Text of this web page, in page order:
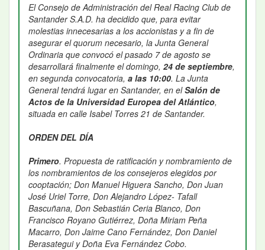
El Consejo de Administración del Real Racing Club de
Santander S.A.D. ha decidido que, para evitar
molestias innecesarias a los accionistas y a fin de
asegurar el quorum necesario, la Junta General
Ordinaria que convocó el pasado 7 de agosto se
desarrollará finalmente el domingo, 24 de septiembre,
en segunda convocatoria, a las 10:00. La Junta
General tendrá lugar en Santander, en elSalón de
Actos de la Universidad Europea del Atlántico,
situada en calle Isabel Torres 21 de Santander.
ORDEN DEL DÍA
Primero. Propuesta de ratificación y nombramiento de
los nombramientos de los consejeros elegidos por
cooptación; Don Manuel Higuera Sancho, Don Juan
José Uriel Torre, Don Alejandro López- Tafall
Bascuñana, Don Sebastián Ceria Blanco, Don
Francisco Royano Gutiérrez, Doña Miriam Peña
Macarro, Don Jaime Cano Fernández, Don Daniel
Berasategui y Doña Eva Fernández Cobo.